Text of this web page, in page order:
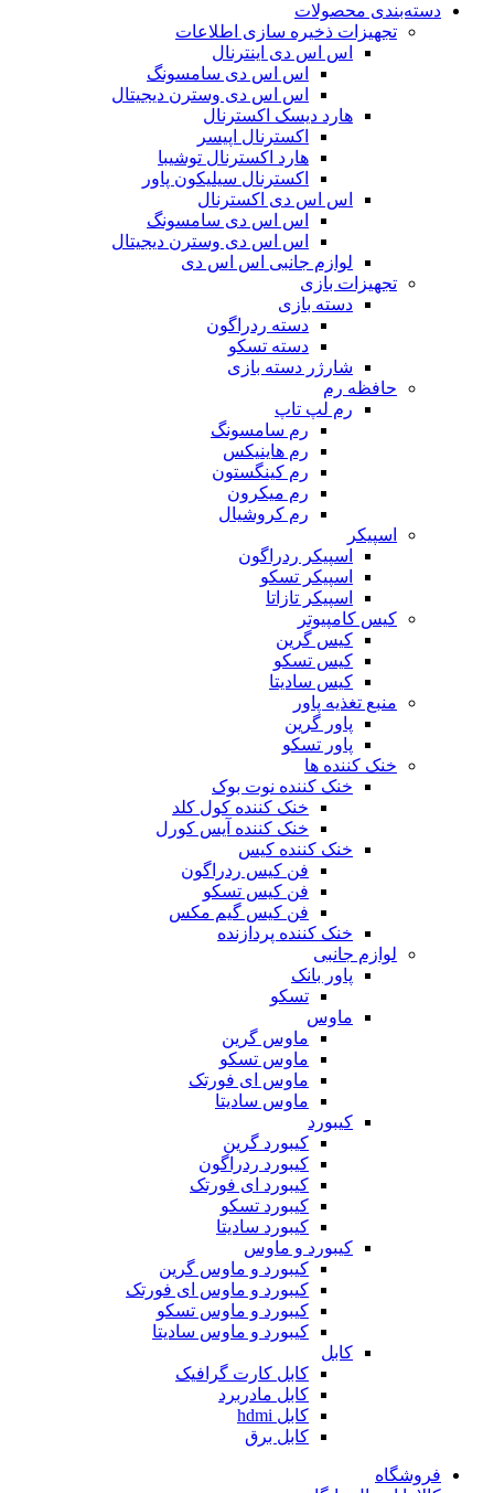
دسته‌بندی محصولات
تجهیزات ذخیره سازی اطلاعات
اس اس دی اینترنال
اس اس دی سامسونگ
اس اس دی وسترن دیجیتال
هارد دیسک اکسترنال
اکسترنال اپیسر
هارد اکسترنال توشیبا
اکسترنال سیلیکون پاور
اس اس دی اکسترنال
اس اس دی سامسونگ
اس اس دی وسترن دیجیتال
لوازم جانبی اس اس دی
تجهیزات بازی
دسته بازی
دسته ردراگون
دسته تسکو
شارژر دسته بازی
حافظه رم
رم لپ تاپ
رم سامسونگ
رم هاینیکس
رم کینگستون
رم میکرون
رم کروشیال
اسپیکر
اسپیکر ردراگون
اسپیکر تسکو
اسپیکر تازاتا
کیس کامپیوتر
کیس گرین
کیس تسکو
کیس سادیتا
منبع تغذیه‌ پاور
پاور گرین
پاور تسکو
خنک کننده ها
خنک کننده نوت بوک
خنک کننده کول کلد
خنک کننده آیس کورل
خنک کننده کیس
فن کیس ردراگون
فن کیس تسکو
فن کیس گیم مکس
خنک کننده پردازنده
لوازم جانبی
پاور بانک
تسکو
ماوس
ماوس گرین
ماوس تسکو
ماوس ای فورتک
ماوس سادیتا
کیبورد
کیبورد گرین
کیبورد ردراگون
کیبورد ای فورتک
کیبورد تسکو
کیبورد سادیتا
کیبورد و ماوس
کیبورد و ماوس گرین
کیبورد و ماوس ای فورتک
کیبورد و ماوس تسکو
کیبورد و ماوس سادیتا
کابل
کابل کارت گرافیک
کابل مادربرد
کابل hdmi
کابل برق
فروشگاه